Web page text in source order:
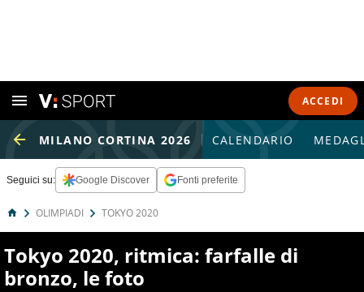
ACCEDI
MILANO CORTINA 2026 CALENDARIO
Seguici su: Google Discover Fonti preferite
OLIMPIADI TOKYO 2020
Tokyo 2020, ritmica: farfalle di
bronzo, le foto